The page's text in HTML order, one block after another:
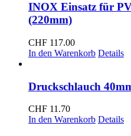
INOX Einsatz für
(220mm)
CHF 117.00
In den Warenkorb Details
Druckschlauch
CHF 11.70
In den Warenkorb Details